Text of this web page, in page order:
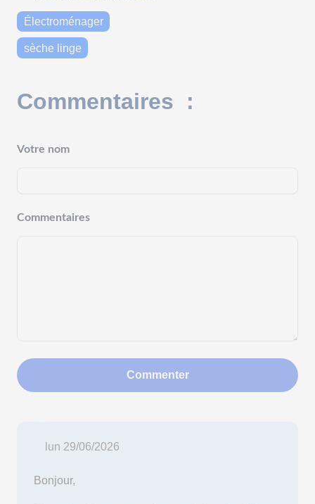
Électroménager
sèche linge
Commentaires :
Votre nom
Commentaires
Commenter
lun 29/06/2026
Bonjour,